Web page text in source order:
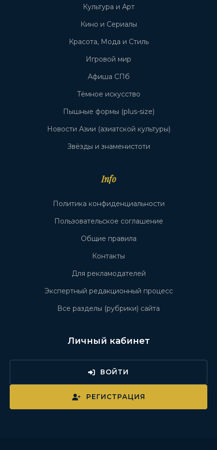
Культура и Арт
Кино и Сериалы
Красота, Мода и Стиль
Игровой мир
Афиша СПб
Тёмное искусство
Пышные формы (plus-size)
Новости Азии (азиатской культуры)
Звёзды и знаменистоти
Info
Политика конфиденциальности
Пользовательское соглашение
Общие правила
Контакты
Для рекламодателей
Экспертный редакционный процесс
Все разделы (рубрики) сайта
Личный кабинет
ВОЙТИ
РЕГИСТРАЦИЯ